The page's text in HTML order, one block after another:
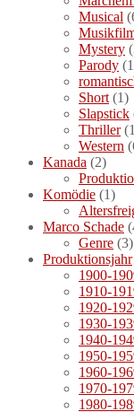
Musical
Mystery
Parody
Short (1)
Slapstick
Thriller
Western
Kanada (2)
Komödie (1)
Marco Schade
Genre (3)
Produktionsjahr
1900-
1910-
1920-
1930-
1940-
1950-
1960-
1970-
1980-